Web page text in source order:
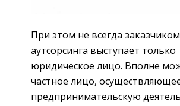
При этом не всегда заказчиком
аутсорсинга выступает только
юридическое лицо. Вполне
частное лицо,
предпринимательскую